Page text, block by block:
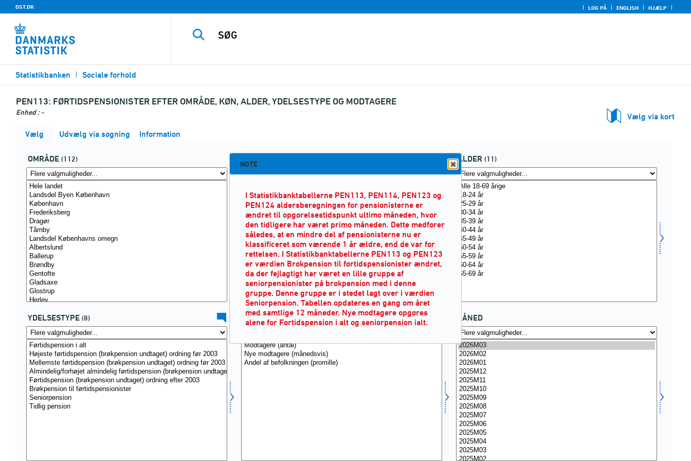
DST.DK LOG PÅ ENGLISH HJÆLP
Statistikbanken Sociale forhold
PEN113: FØRTIDSPENSIONISTER EFTER OMRÅDE, KØN, ALDER, YDELSESTYPE OG MODTAGERE
Enhed : -
Vælg via kort
Vælg
Udvælg via søgning Information
OMRÅDE (112) ALDER (11)
YDELSESTYPE (8) MODTAGERE (3) MÅNED
NOTE
I Statistikbanktabellerne PEN113, PEN114, PEN123 og
PEN124 aldersberegningen for pensionisterne er
ændret til opgørelsestidspunkt ultimo måneden, hvor
den tidligere har været primo måneden. Dette medfører
således, at en mindre del af pensionisterne nu er
klassificeret som værende 1 år ældre, end de var før
rettelsen. I Statistikbanktabellerne PEN113 og PEN123
er værdien Brøkpension til førtidspensionister ændret,
da der fejlagtigt har været en lille gruppe af
seniorpensionister på brøkpension med i denne
gruppe. Denne gruppe er i stedet lagt over i værdien
Seniorpension. Tabellen opdateres en gang om året
med samtlige 12 måneder. Nye modtagere opgøres
alene for Førtidspension i alt og seniorpension ialt.